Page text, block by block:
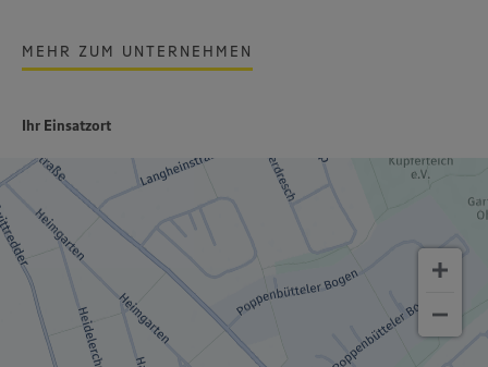
MEHR ZUM UNTERNEHMEN
Ihr Einsatzort